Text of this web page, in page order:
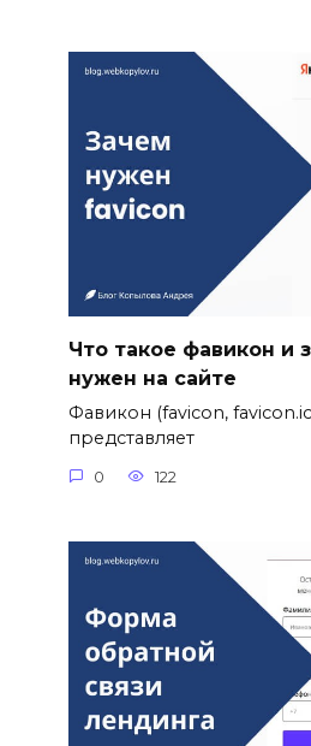
Что такое фавикон и
нужен на сайте
Фавикон (favicon,
представляет
0 122